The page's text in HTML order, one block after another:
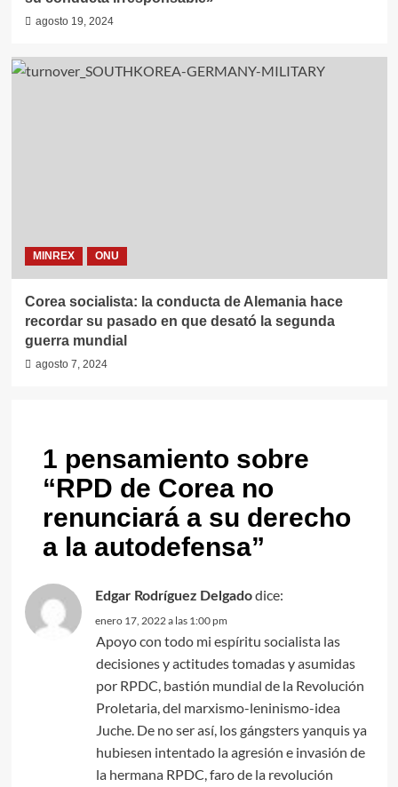
agosto 19, 2024
MINREX ONU
Corea socialista: la conducta de Alemania hace
recordar su pasado en que desató la segunda
guerra mundial
agosto 7, 2024
1 pensamiento sobre
“RPD de Corea no
renunciará a su derecho
a la autodefensa”
Edgar Rodríguez Delgado dice:
enero 17, 2022 a las 1:00 pm
Apoyo con todo mi espíritu socialista las
decisiones y actitudes tomadas y asumidas
por RPDC, bastión mundial de la Revolución
Proletaria, del marxismo-leninismo-idea
Juche. De no ser así, los gángsters yanquis ya
hubiesen intentado la agresión e invasión de
la hermana RPDC, faro de la revolución